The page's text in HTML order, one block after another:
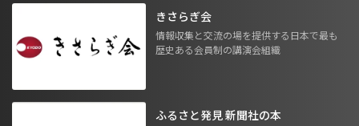
きさらぎ会
情報収集と交流の場を提供する日本で最も
歴史ある会員制の講演会組織
ふるさと発見 新聞社の本